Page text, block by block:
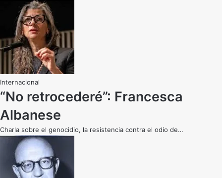
Internacional
“No retrocederé”: Francesca
Albanese
Charla sobre el genocidio, la resistencia contra el odio de…